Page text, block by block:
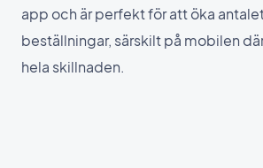
app och är perfekt för att öka
beställningar, särskilt på mobilen
hela skillnaden.